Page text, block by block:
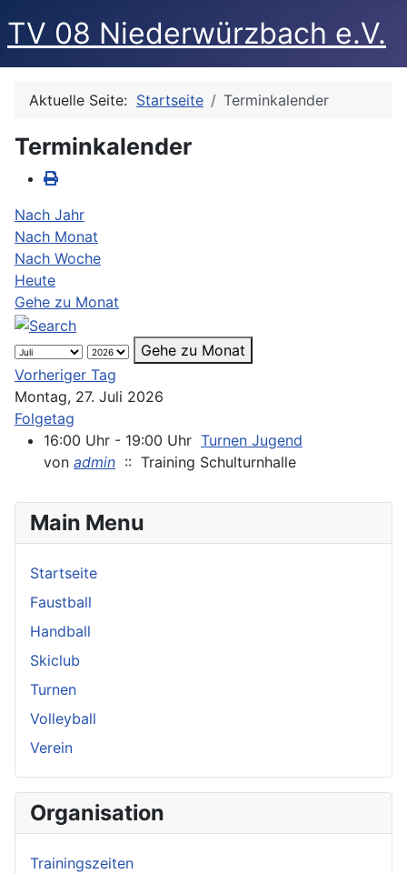
TV 08 Niederwürzbach e.V.
Aktuelle Seite: Startseite Terminkalender
Terminkalender
Nach Jahr
Nach Monat
Nach Woche
Heute
Gehe zu Monat
Gehe zu Monat
Vorheriger Tag
Montag, 27. Juli 2026
Folgetag
16:00 Uhr - 19:00 Uhr Turnen Jugend
von admin :: Training Schulturnhalle
Main Menu
Startseite
Faustball
Handball
Skiclub
Turnen
Volleyball
Verein
Organisation
Trainingszeiten